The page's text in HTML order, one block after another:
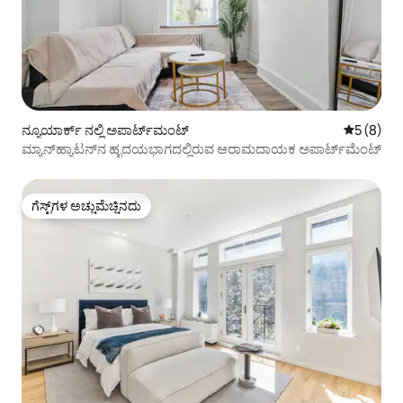
ನ್ಯೂಯಾರ್ಕ್ ನಲ್ಲಿ ಅಪಾರ್ಟ್‌ಮಂಟ್ 5 ರಲ್ಲಿ 5
5 (8)
ಮ್ಯಾನ್‌ಹ್ಯಾಟನ್‌ನ ಹೃದಯಭಾಗದಲ್ಲಿರುವ ಆರಾಮದಾಯಕ ಅಪಾರ್ಟ್‌ಮೆಂಟ್
ಗೆಸ್ಟ್‌ಗಳ ಅಚ್ಚುಮೆಚ್ಚಿನದು
ಗೆಸ್ಟ್‌ಗಳ ಅಚ್ಚುಮೆಚ್ಚಿನದು